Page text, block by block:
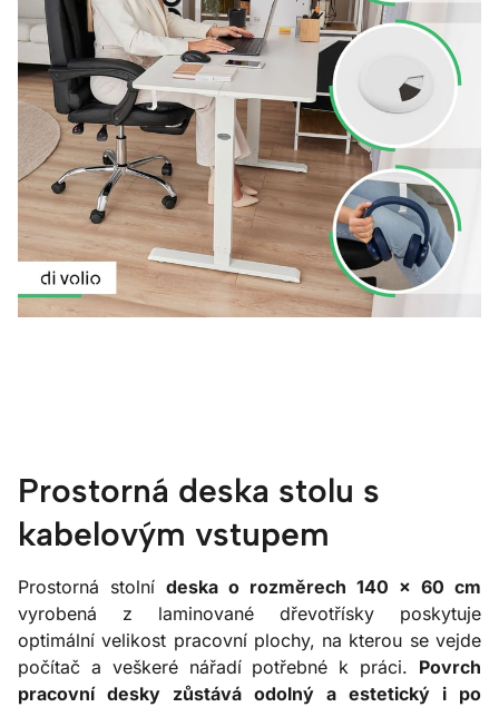
Prostorná deska stolu s
kabelovým vstupem
Prostorná stolní deska o rozměrech 140 × 60 cm
vyrobená z laminované dřevotřísky poskytuje
optimální velikost pracovní plochy, na kterou se vejde
počítač a veškeré nářadí potřebné k práci. Povrch
pracovní desky zůstává odolný a estetický i po